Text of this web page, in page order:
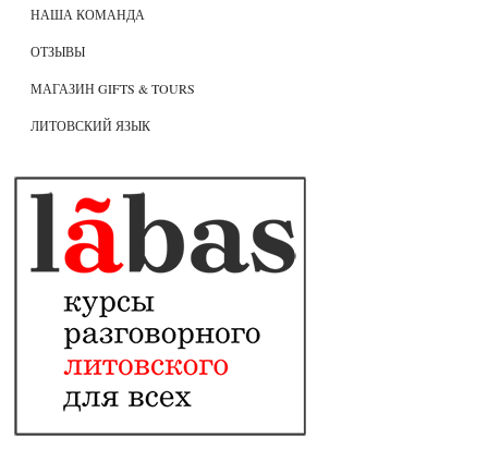
НАША КОМАНДА
ОТЗЫВЫ
МАГАЗИН GIFTS & TOURS
ЛИТОВСКИЙ ЯЗЫК